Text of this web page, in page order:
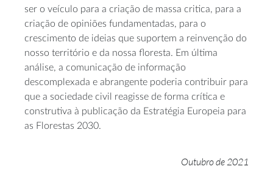
ser o veículo para a criação de massa critica, para a
criação de opiniões fundamentadas, para o
crescimento de ideias que suportem a reinvenção do
nosso território e da nossa floresta. Em última
análise, a comunicação de informação
descomplexada e abrangente poderia contribuir para
que a sociedade civil reagisse de forma crítica e
construtiva à publicação da Estratégia Europeia para
as Florestas 2030.
Outubro de 2021